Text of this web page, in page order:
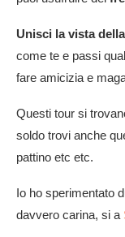
Unisci la vista
come te e passi
fare amicizia e
Questi tour si
soldo trovi anche
pattino etc etc.
Io ho sperimentato
davvero carina, si a